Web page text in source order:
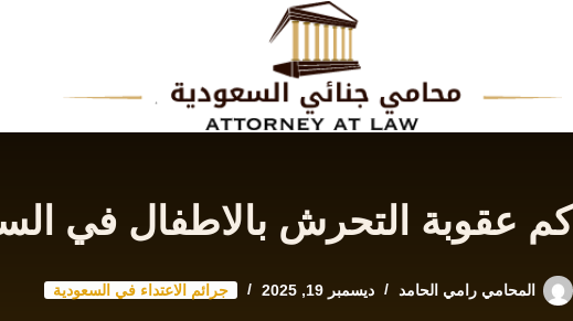
كم عقوبة التحرش بالاطفال في
المحامي رامي الحامد ديسمبر 19, 2025 جرائم الاعتداء في السعودية